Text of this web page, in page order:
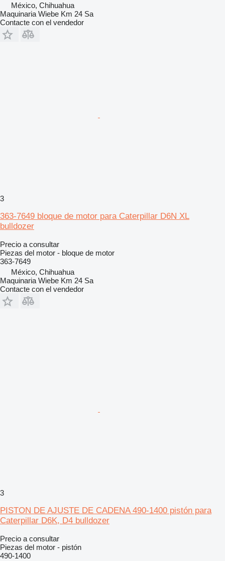
México, Chihuahua
Maquinaria Wiebe Km 24 Sa
Contacte con el vendedor
3
363-7649 bloque de motor para Caterpillar D6N XL
bulldozer
Precio a consultar
Piezas del motor - bloque de motor
363-7649
México, Chihuahua
Maquinaria Wiebe Km 24 Sa
Contacte con el vendedor
3
PISTON DE AJUSTE DE CADENA 490-1400 pistón para
Caterpillar D6K, D4 bulldozer
Precio a consultar
Piezas del motor - pistón
490-1400